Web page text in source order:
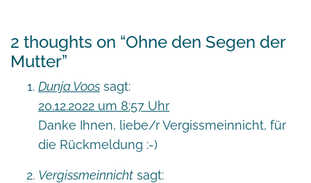
2 thoughts on “Ohne den Segen der
Mutter”
Dunja Voos sagt:
20.12.2022 um 8:57 Uhr
Danke Ihnen, liebe/r Vergissmeinnicht, für
die Rückmeldung :-)
Vergissmeinnicht sagt: